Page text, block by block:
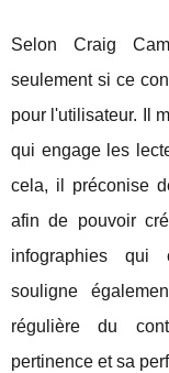
Selon Craig
seulement si ce
pour l'utilisateur. Il
qui engage les
cela, il préconise
afin de pouvoir
infographies qui
souligne
régulière du
pertinence et sa